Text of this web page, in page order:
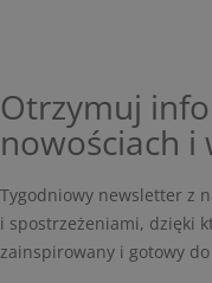
Otrzymuj
nowościach i
Tygodniowy newsletter z
i spostrzeżeniami, dzięki
zainspirowany i gotowy do